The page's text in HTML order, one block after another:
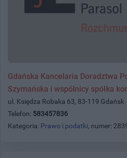
Gdańska Kancelaria Doradztwa
Szymańska i wspólnicy spółka
ul. Księdza Robaka 63, 83-119 Gdańsk
Telefon: 583457836
Kategoria: Prawo i podatki, numer: